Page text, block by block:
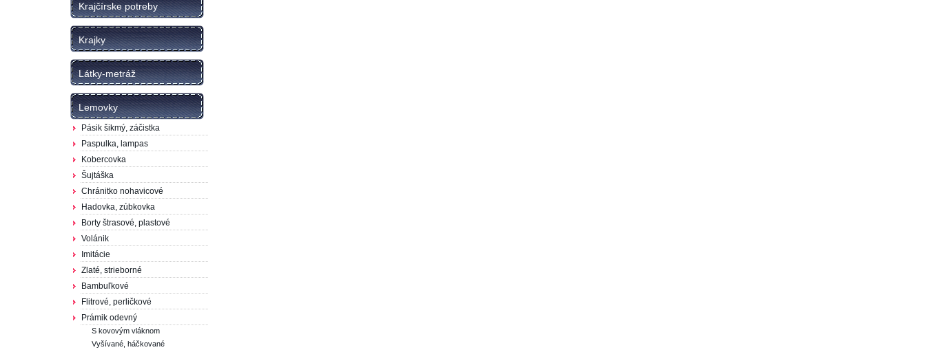
Krajčírske potreby
Krajky
Látky-metráž
Lemovky
Pásik šikmý, záčistka
Paspulka, lampas
Kobercovka
Šujtáška
Chránitko nohavicové
Hadovka, zúbkovka
Borty štrasové, plastové
Volánik
Imitácie
Zlaté, strieborné
Bambuľkové
Flitrové, perličkové
Prámik odevný
S kovovým vláknom
Vyšívané, háčkované